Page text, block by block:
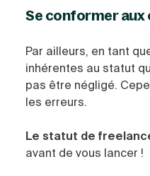
Se conformer
Par ailleurs, en tant
inhérentes au statut
pas être négligé.
les erreurs.
Le statut de
avant de vous lancer !